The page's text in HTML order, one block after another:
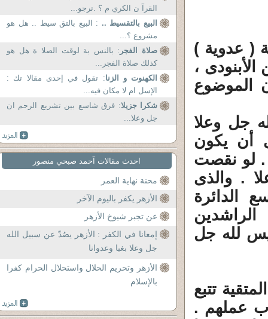
( عدوية )
،
الموضوع
جل وعلا
أن يكون
لله جل وعلا وحده بنسبة 100% . لو نقصت
. والذى
الدائرة
لله جل
تتبع
عملهم .
القرآ ن الكري م ؟ .نرجو...
البيع بالتقسيط .. : البيع بالتق سيط .. هل هو
مشروع ؟...
صلاة الفجر : بالنس بة لوقت الصلا ة هل هو
كذلك صلاة الفجر...
الكهنوت و الزنا: تقول في إحدى مقالا تك :
الإسل ام لا مكان فيه...
شكرا جزيلا: فرق شاسع بين تشريع الرحم ان
جل وعلا...
احدث مقالات آحمد صبحي منصور
محنة نهاية العمر
الأزهر يكفر باليوم الآخر
عن تجبر شيوخ الأزهر
إمعانا في الكفر : الأزهر يصُدّ عن سبيل الله
جل وعلا بغيا وعدوانا
الأزهر وتحريم الحلال واستحلال الحرام كفرا
بالإسلام